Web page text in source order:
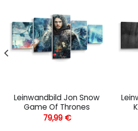
Leinwandbild Jon Snow
Game Of Thrones
79,99 €